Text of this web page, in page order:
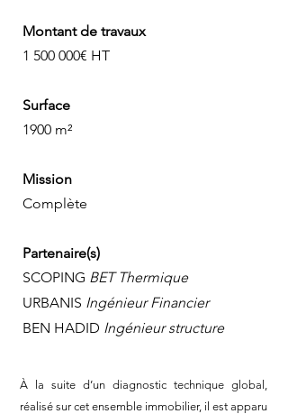
Montant de travaux
1 500 000€ HT
Surface
1900 m²
Mission
Complète
Partenaire(s)
SCOPING BET Thermique
URBANIS Ingénieur Financier
BEN HADID Ingénieur structure
À la suite d’un diagnostic technique global,
réalisé sur cet ensemble immobilier, il est apparu